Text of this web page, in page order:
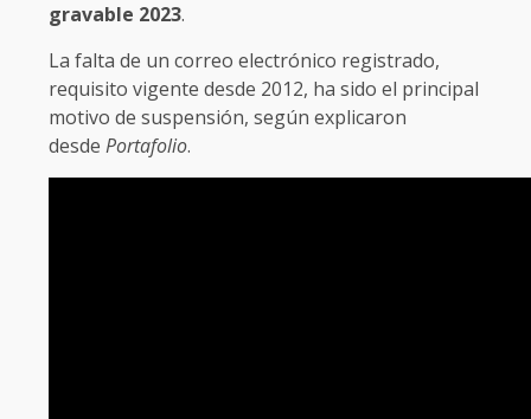
gravable 2023.
La falta de un correo electrónico registrado,
requisito vigente desde 2012, ha sido el principal
motivo de suspensión, según explicaron
desde Portafolio.